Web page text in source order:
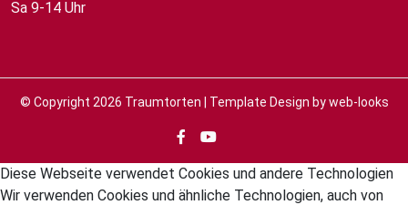
Sa 9-14 Uhr
© Copyright 2026 Traumtorten | Template Design byweb-looks
Diese Webseite verwendet Cookies und andere Technologien
Wir verwenden Cookies und ähnliche Technologien, auch von